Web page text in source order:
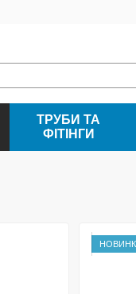
ТРУБИ ТА
ФІТІНГИ